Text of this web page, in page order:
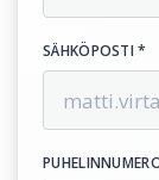
SÄHKÖPOSTI *